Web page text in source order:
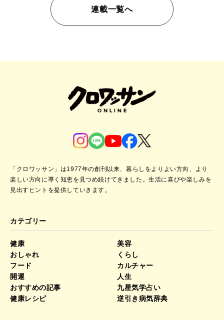
連載一覧へ
「クロワッサン」は1977年の創刊以来、暮らしをよりよい方向、より
楽しい方向に導く知恵を見つめ続けてきました。生活に喜びや楽しみを
見出すヒントを提供していきます。
カテゴリー
健康
美容
おしゃれ
くらし
フード
カルチャー
開運
人生
おすすめの記事
九星気学占い
健康レシピ
逆引き病気辞典